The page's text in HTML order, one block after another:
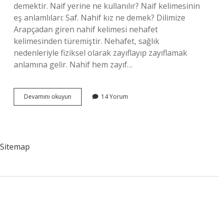
demektir. Naif yerine ne kullanılır? Naif kelimesinin
eş anlamlıları: Saf. Nahif kız ne demek? Dilimize
Arapçadan giren nahif kelimesi nehafet
kelimesinden türemiştir. Nehafet, sağlık
nedenleriyle fiziksel olarak zayıflayıp zayıflamak
anlamına gelir. Nahif hem zayıf…
Devamını okuyun
Insanlara
14 Yorum
Sitemap